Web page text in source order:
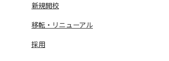
新規開校
移転・リニューアル
採用